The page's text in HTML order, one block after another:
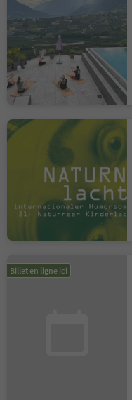
Billet en ligne ici